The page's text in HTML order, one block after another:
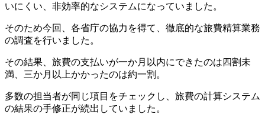
いにくい、非効率的なシステムになっていました。
そのため今回、各省庁の協力を得て、徹底的な旅費精算業務
の調査を行いました。
その結果、旅費の支払いが一か月以内にできたのは四割未
満、三か月以上かかったのは約一割。
多数の担当者が同じ項目をチェックし、旅費の計算システム
の結果の手修正が続出していました。